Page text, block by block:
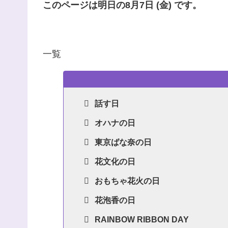
このページは明日の8月7日 (金) です。
一覧
話す日
オハナの日
東京ばな奈の日
花文化の日
おもちゃ花火の日
花泡香の日
RAINBOW RIBBON DAY